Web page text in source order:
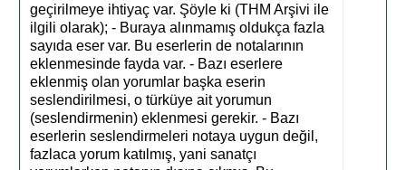
geçirilmeye ihtiyaç var. Şöyle ki (THM Arşivi ile
ilgili olarak); - Buraya alınmamış oldukça fazla
sayıda eser var. Bu eserlerin de notalarının
eklenmesinde fayda var. - Bazı eserlere
eklenmiş olan yorumlar başka eserin
seslendirilmesi, o türküye ait yorumun
(seslendirmenin) eklenmesi gerekir. - Bazı
eserlerin seslendirmeleri notaya uygun değil,
fazlaca yorum katılmış, yani sanatçı